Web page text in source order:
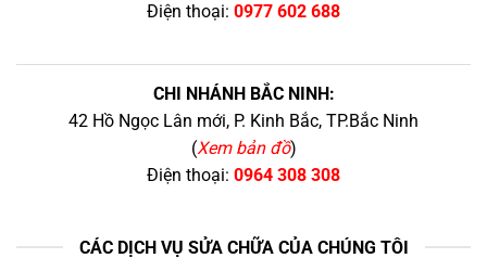
Điện thoại: 0977 602 688
CHI NHÁNH BẮC NINH:
42 Hồ Ngọc Lân mới, P. Kinh Bắc, TP.Bắc Ninh
(Xem bản đồ)
Điện thoại: 0964 308 308
CÁC DỊCH VỤ SỬA CHỮA CỦA CHÚNG TÔI